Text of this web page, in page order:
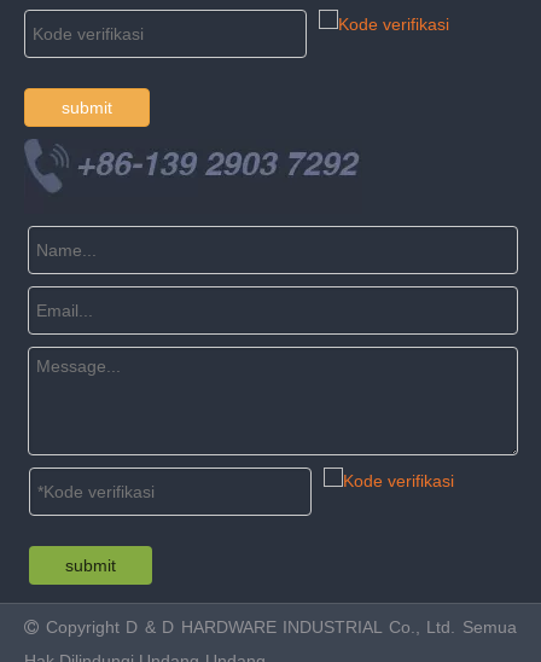
submit
submit
 Copyright D & D HARDWARE INDUSTRIAL Co., Ltd. Semua